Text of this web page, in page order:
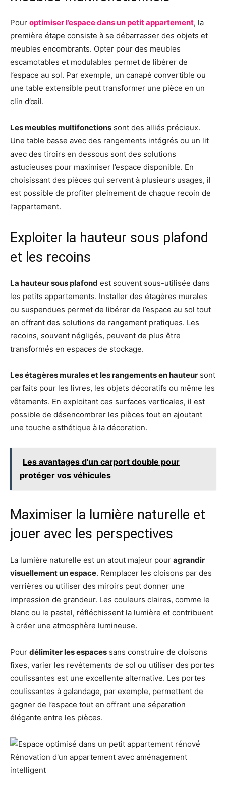
Pour optimiser l’espace dans un petit appartement, la
première étape consiste à se débarrasser des objets et
meubles encombrants. Opter pour des meubles
escamotables et modulables permet de libérer de
l’espace au sol. Par exemple, un canapé convertible ou
une table extensible peut transformer une pièce en un
clin d’œil.
Les meubles multifonctions sont des alliés précieux.
Une table basse avec des rangements intégrés ou un lit
avec des tiroirs en dessous sont des solutions
astucieuses pour maximiser l’espace disponible. En
choisissant des pièces qui servent à plusieurs usages, il
est possible de profiter pleinement de chaque recoin de
l’appartement.
Exploiter la hauteur sous plafond
et les recoins
La hauteur sous plafond est souvent sous-utilisée dans
les petits appartements. Installer des étagères murales
ou suspendues permet de libérer de l’espace au sol tout
en offrant des solutions de rangement pratiques. Les
recoins, souvent négligés, peuvent de plus être
transformés en espaces de stockage.
Les étagères murales et les rangements en hauteur sont
parfaits pour les livres, les objets décoratifs ou même les
vêtements. En exploitant ces surfaces verticales, il est
possible de désencombrer les pièces tout en ajoutant
une touche esthétique à la décoration.
Les avantages d'un carport double pour
protéger vos véhicules
Maximiser la lumière naturelle et
jouer avec les perspectives
La lumière naturelle est un atout majeur pour agrandir
visuellement un espace. Remplacer les cloisons par des
verrières ou utiliser des miroirs peut donner une
impression de grandeur. Les couleurs claires, comme le
blanc ou le pastel, réfléchissent la lumière et contribuent
à créer une atmosphère lumineuse.
Pour délimiter les espaces sans construire de cloisons
fixes, varier les revêtements de sol ou utiliser des portes
coulissantes est une excellente alternative. Les portes
coulissantes à galandage, par exemple, permettent de
gagner de l’espace tout en offrant une séparation
élégante entre les pièces.